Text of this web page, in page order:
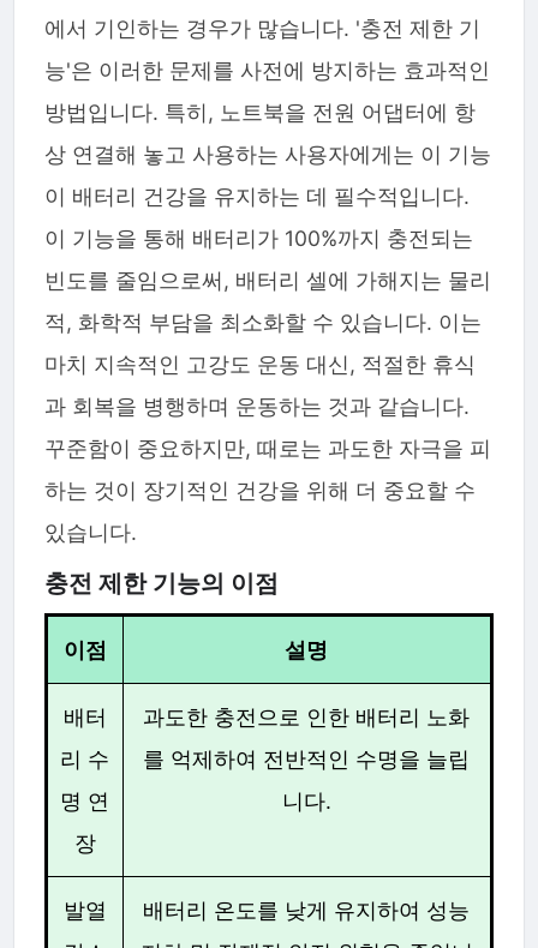
에서 기인하는 경우가 많습니다. '충전 제한 기
능'은 이러한 문제를 사전에 방지하는 효과적인
방법입니다. 특히, 노트북을 전원 어댑터에 항
상 연결해 놓고 사용하는 사용자에게는 이 기능
이 배터리 건강을 유지하는 데 필수적입니다.
이 기능을 통해 배터리가 100%까지 충전되는
빈도를 줄임으로써, 배터리 셀에 가해지는 물리
적, 화학적 부담을 최소화할 수 있습니다. 이는
마치 지속적인 고강도 운동 대신, 적절한 휴식
과 회복을 병행하며 운동하는 것과 같습니다.
꾸준함이 중요하지만, 때로는 과도한 자극을 피
하는 것이 장기적인 건강을 위해 더 중요할 수
있습니다.
충전 제한 기능의 이점
이점 설명
배터
리 수
명 연
장
과도한 충전으로 인한 배터리 노화
를 억제하여 전반적인 수명을 늘립
니다.
발열
배터리 온도를 낮게 유지하여 성능